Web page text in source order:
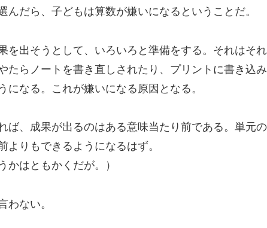
んだら、子どもは算数が嫌いになるということだ。
を出そうとして、いろいろと準備をする。それはそ
たらノートを書き直しされたり、プリントに書き込
になる。これが嫌いになる原因となる。
ば、成果が出るのはある意味当たり前である。単元
りもできるようになるはず。
かはともかくだが。）
ない。